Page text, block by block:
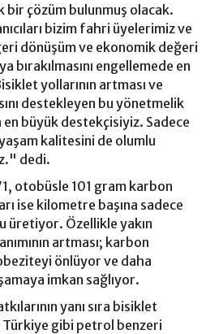
çözüm bulunmuş olacak.
bizim fahri üyelerimiz ve
dönüşüm ve ekonomik değeri
bırakılmasını engellemede en
yollarının artması ve
destekleyen bu yönetmelik
en büyük destekçisiyiz. Sadece
kalitesini de olumlu
dedi.
otobüsle 101 gram karbon
ise kilometre başına sadece
üretiyor. Özellikle yakın
artması; karbon
önlüyor ve daha
imkan sağlıyor.
yanı sıra bisiklet
Türkiye gibi petrol benzeri